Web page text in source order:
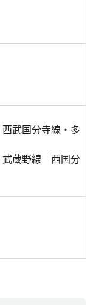
武国分寺線・多
武蔵野線 西国分